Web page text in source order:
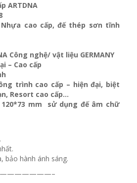
ARTDNA
cao cấp, đế thép sơn tĩnh
Công nghệ/ vật liệu GERMANY
– Cao cấp
trình cao cấp – hiện đại, biệt
, Resort cao cấp…
mm sử dụng đế âm chữ
bảo hành ánh sáng.